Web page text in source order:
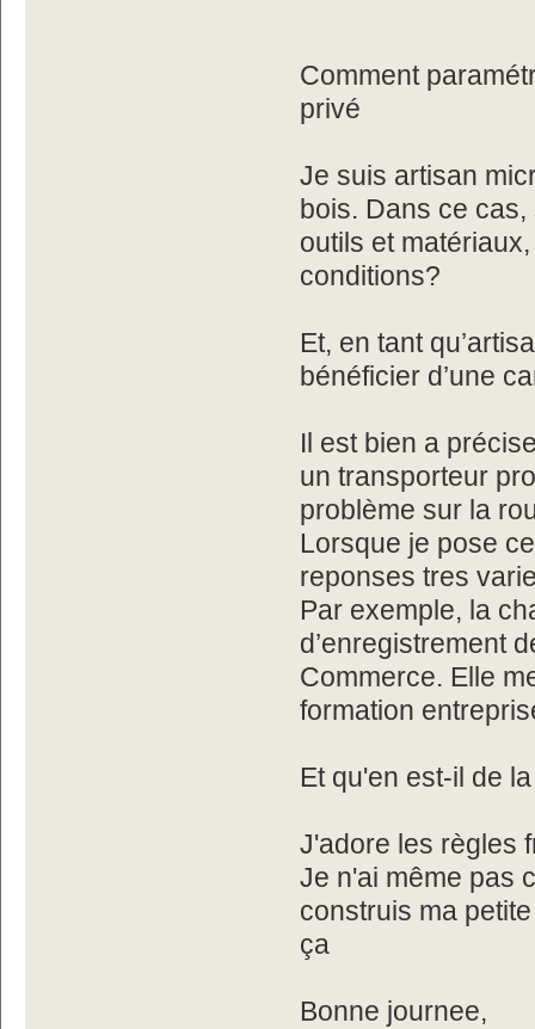
Comment
privé
Je suis artisan
bois. Dans ce
outils et
conditions?
Et, en tant
bénéficier d’une
Il est bien a
un transporteur
problème sur la
Lorsque je pose
reponses tres
Par exemple, la
d’enregistrement
Commerce. Elle
formation
Et qu'en est-il de
J'adore les règles
Je n'ai même pas
construis ma
ça
Bonne journee,